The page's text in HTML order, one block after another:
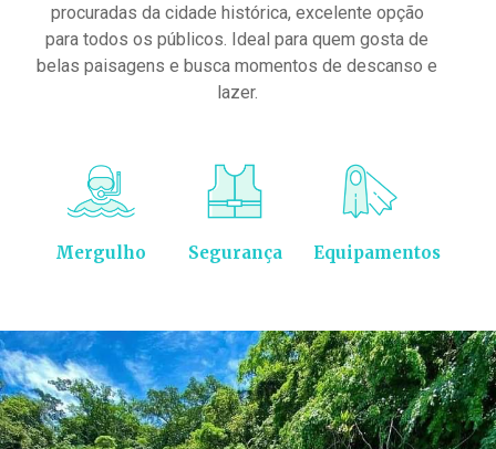
procuradas da cidade histórica, excelente opção
para todos os públicos. Ideal para quem gosta de
belas paisagens e busca momentos de descanso e
lazer.
Mergulho Segurança Equipamentos